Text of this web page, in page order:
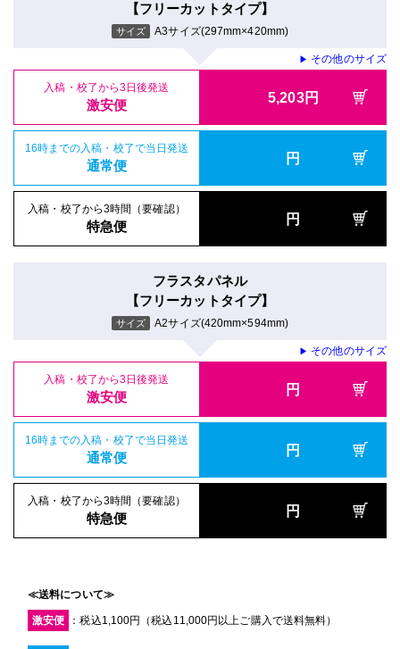
【フリーカットタイプ】
サイズ A3サイズ(297mm×420mm)
▶ その他のサイズ
入稿・校了から3日後発送
激安便 5,203円
16時までの入稿・校了で当日発送
通常便 円
入稿・校了から3時間（要確認）
特急便 円
フラスタパネル
【フリーカットタイプ】
サイズ A2サイズ(420mm×594mm)
▶ その他のサイズ
入稿・校了から3日後発送
激安便 円
16時までの入稿・校了で当日発送
通常便 円
入稿・校了から3時間（要確認）
特急便 円
≪送料について≫
激安便 ：税込1,100円（税込11,000円以上ご購入で送料無料）